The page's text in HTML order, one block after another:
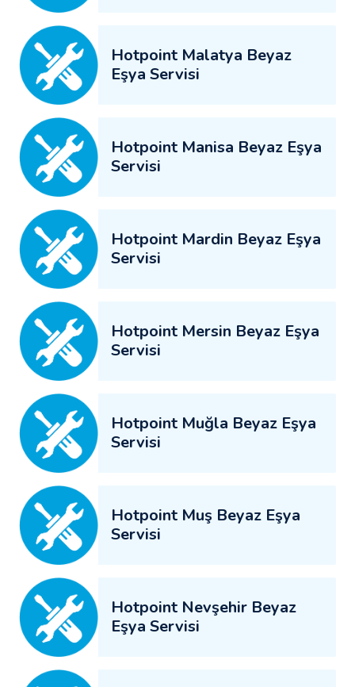
Hotpoint Malatya Beyaz
Eşya Servisi
Hotpoint Manisa Beyaz Eşya
Servisi
Hotpoint Mardin Beyaz Eşya
Servisi
Hotpoint Mersin Beyaz Eşya
Servisi
Hotpoint Muğla Beyaz Eşya
Servisi
Hotpoint Muş Beyaz Eşya
Servisi
Hotpoint Nevşehir Beyaz
Eşya Servisi